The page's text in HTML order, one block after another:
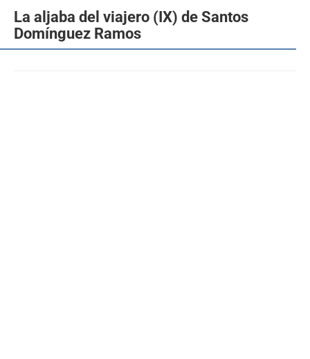
La aljaba del viajero (IX) de Santos
Domínguez Ramos